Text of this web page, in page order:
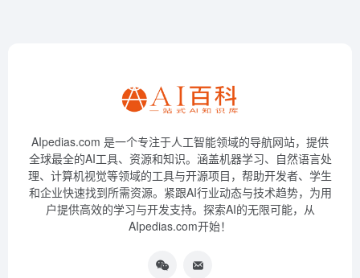
AIpedias.com 是一个专注于人工智能领域的导航网站，提供
全球最全的AI工具、资源和知识。涵盖机器学习、自然语言处
理、计算机视觉等领域的工具与开源项目，帮助开发者、学生
和企业快速找到所需资源。紧跟AI行业动态与技术趋势，为用
户提供高效的学习与开发支持。探索AI的无限可能，从
AIpedias.com开始！